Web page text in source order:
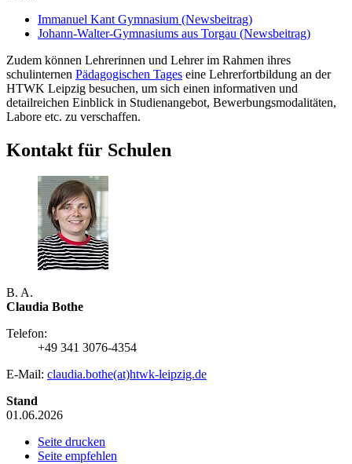
Immanuel Kant Gymnasium (Newsbeitrag)
Johann-Walter-Gymnasiums aus Torgau (Newsbeitrag)
Zudem können Lehrerinnen und Lehrer im Rahmen ihres
schulinternen Pädagogischen Tages eine Lehrerfortbildung an der
HTWK Leipzig besuchen, um sich einen informativen und
detailreichen Einblick in Studienangebot, Bewerbungsmodalitäten,
Labore etc. zu verschaffen.
Kontakt für Schulen
B. A.
Claudia Bothe
Telefon:
+49 341 3076-4354
E-Mail: claudia.bothe(at)htwk-leipzig.de
Stand
01.06.2026
Seite drucken
Seite empfehlen